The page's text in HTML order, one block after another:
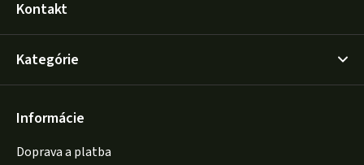
Kontakt
Kategórie
Informácie
Doprava a platba